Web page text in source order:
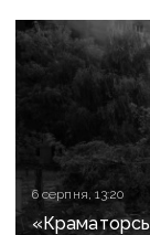
6 серпня, 13:20